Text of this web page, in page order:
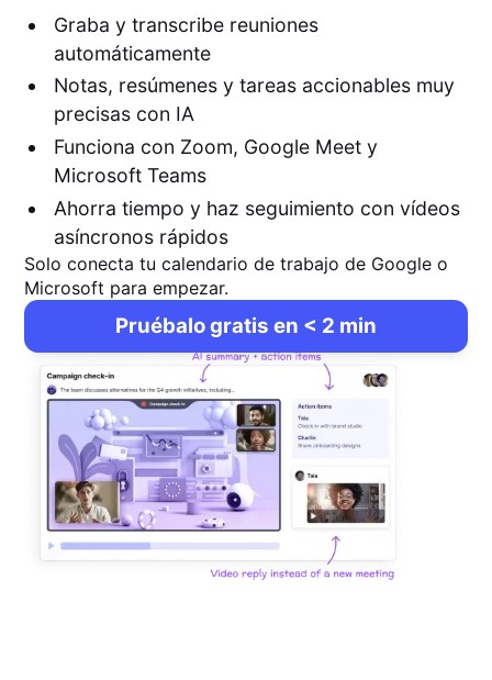
Graba y transcribe reuniones
automáticamente
Notas, resúmenes y tareas accionables muy
precisas con IA
Funciona con Zoom, Google Meet y
Microsoft Teams
Ahorra tiempo y haz seguimiento con vídeos
asíncronos rápidos
Solo conecta tu calendario de trabajo de Google o
Microsoft para empezar.
Pruébalo gratis en < 2 min